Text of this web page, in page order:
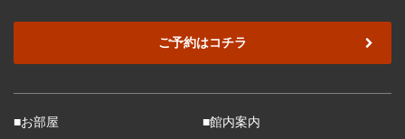
ご予約はコチラ
■お部屋 ■館内案内